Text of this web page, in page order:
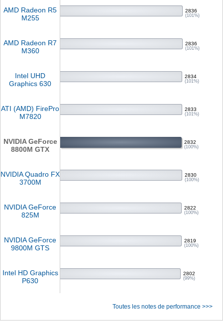
AMD Radeon R5
M255
2836
(101%)
AMD Radeon R7
M360
2836
(101%)
Intel UHD
Graphics 630
2834
(101%)
ATI (AMD) FirePro
M7820
2833
(101%)
NVIDIA GeForce
8800M GTX
2832
(100%)
NVIDIA Quadro FX
3700M
2830
(100%)
NVIDIA GeForce
825M
2822
(100%)
NVIDIA GeForce
9800M GTS
2819
(100%)
Intel HD Graphics
P630
2802
(99%)
Toutes les notes de performance >>>